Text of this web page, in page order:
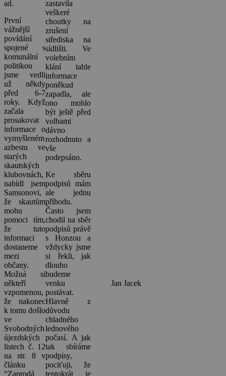
ad.
První
vážnější
povídání
spojené s
komunální
politikou
jsme vedli
už někdy
před 6-7
roky. Když
začala
prosakovat
informace o
vymyšleném
azbestu ve
starých
skautských
klubovnách,
nabídl jsem
Samsonovi,
že skautům
mohu
pomoci tím,
že tuto
informaci
dostaneme
mezi
občany.
Možná si
někteří
vzpomenou,
že nakonec
k tomu došlo
ve
Svobodných
újezdských
listech č. 12
na str. 8 v
článku
“Zaprodá
zastavila
veškeré
choutky na
zrušení
střediska na
sídlišti. Ve
volebním
klání tahle
informace
poněkud
zapadla, ale
ono mohlo
být ještě před
volbami
dávno
rozhodnuto a
vše
podepsáno.
Ke sběru
podpisů mám
ale jednu
příhodu.
Často jsem
chodil na sběr
podpisů právě
s Honzou a
vždycky jsme
si řekli, jak
dlouho
budeme
venku
postávat.
Hlavně z
důvodu
chladného
lednového
počasí. A jak
tak sbíráme
podpisy,
pociťuji, že
tentokrát je
Jan Jacek